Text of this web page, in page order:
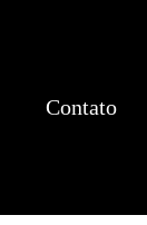
Contato